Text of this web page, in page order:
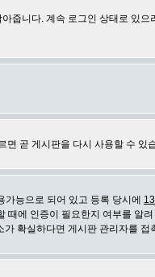
니다. 계속 로그인 상태로 있
면 곧 게시판을 다시 사용할 수 있
능으로 되어 있고 등록 당시에
에 인증이 필요한지 여부를 알
확실하다면 게시판 관리자를 접